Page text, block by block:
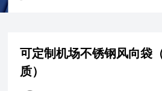
可定制机场不锈钢风向袋
质）